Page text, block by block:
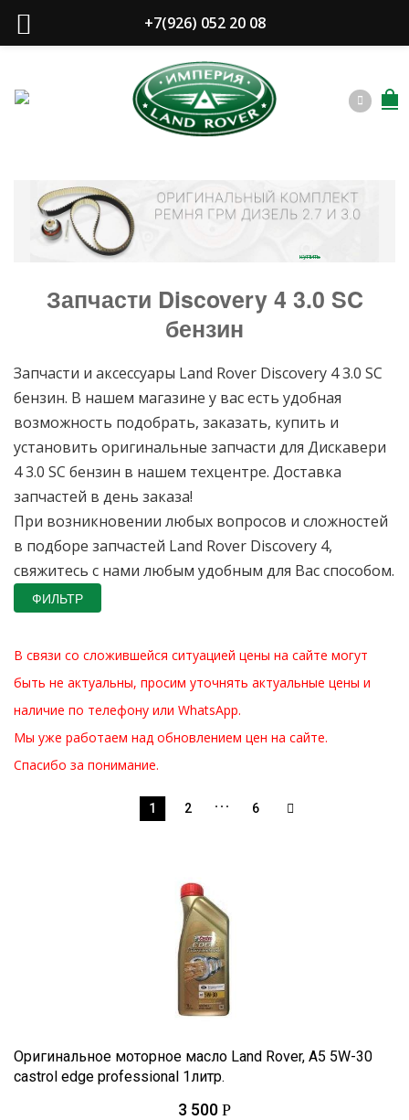
купить
Запчасти Discovery 4 3.0 SC
бензин
Запчасти и аксессуары Land Rover Discovery 4 3.0 SC
бензин. В нашем магазине у вас есть удобная
возможность подобрать, заказать, купить и
установить оригинальные запчасти для Дискавери
4 3.0 SC бензин в нашем техцентре. Доставка
запчастей в день заказа!
При возникновении любых вопросов и сложностей
в подборе запчастей Land Rover Discovery 4,
свяжитесь с нами любым удобным для Вас способом.
ФИЛЬТР
В связи со сложившейся ситуацией цены на сайте могут
быть не актуальны, просим уточнять актуальные цены и
наличие по телефону или WhatsApp.
Мы уже работаем над обновлением цен на сайте.
Спасибо за понимание.
1 2 … 6
Оригинальное моторное масло Land Rover, A5 5W-30
castrol edge professional 1литр.
3 500 Р
+7(926) 052 20 08